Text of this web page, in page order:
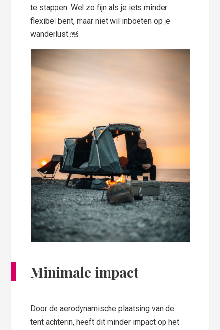
te stappen. Wel zo fijn als je iets minder
flexibel bent, maar niet wil inboeten op je
wanderlust.￼
Minimale impact
Door de aerodynamische plaatsing van de
tent achterin, heeft dit minder impact op het